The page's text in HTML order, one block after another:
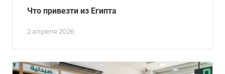
2 апреля 2026
Что привезти из Египта